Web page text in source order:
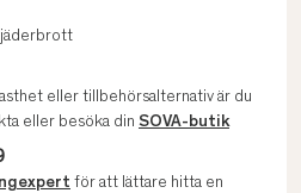
eller tillbehörsalternativ är du
eller besöka din SOVA-butik
för att lättare hitta en